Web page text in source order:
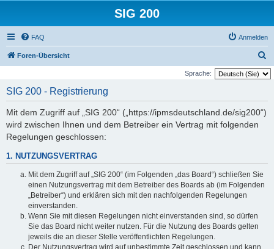
SIG 200
FAQ Anmelden
Foren-Übersicht
u
Sprache:
SIG 200 - Registrierung
Mit dem Zugriff auf „SIG 200“ („https://ipmsdeutschland.de/sig200“)
wird zwischen Ihnen und dem Betreiber ein Vertrag mit folgenden
Regelungen geschlossen:
1. NUTZUNGSVERTRAG
Mit dem Zugriff auf „SIG 200“ (im Folgenden „das Board“) schließen Sie
einen Nutzungsvertrag mit dem Betreiber des Boards ab (im Folgenden
„Betreiber“) und erklären sich mit den nachfolgenden Regelungen
einverstanden.
Wenn Sie mit diesen Regelungen nicht einverstanden sind, so dürfen
Sie das Board nicht weiter nutzen. Für die Nutzung des Boards gelten
jeweils die an dieser Stelle veröffentlichten Regelungen.
Der Nutzungsvertrag wird auf unbestimmte Zeit geschlossen und kann